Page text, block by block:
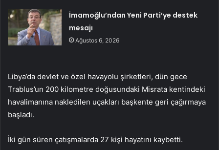
İmamoğlu’ndan Yeni Parti’ye destek
mesajı
Ağustos 6, 2026
Libya’da devlet ve özel havayolu şirketleri, dün gece
Trablus’un 200 kilometre doğusundaki Misrata kentindeki
havalimanına nakledilen uçakları başkente geri çağırmaya
başladı.
İki gün süren çatışmalarda 27 kişi hayatını kaybetti.